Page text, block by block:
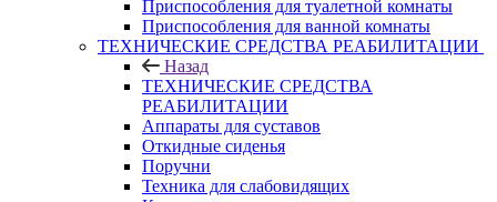
Приспособления для туалетной комнаты
Приспособления для ванной комнаты
ТЕХНИЧЕСКИЕ СРЕДСТВА РЕАБИЛИТАЦИИ
Назад
ТЕХНИЧЕСКИЕ СРЕДСТВА
РЕАБИЛИТАЦИИ
Аппараты для суставов
Откидные сиденья
Поручни
Техника для слабовидящих